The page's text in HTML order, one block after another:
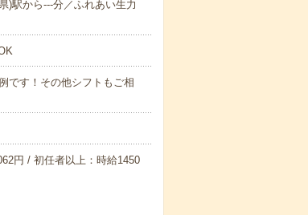
)駅から---分／ふれあい生力
です！その他シフトもご相
円 / 初任者以上：時給1450